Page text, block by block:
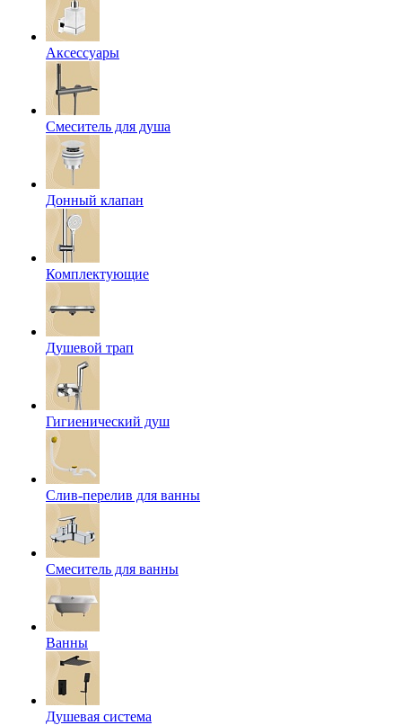
Аксессуары
Смеситель для душа
Донный клапан
Комплектующие
Душевой трап
Гигиенический душ
Слив-перелив для ванны
Смеситель для ванны
Ванны
Душевая система